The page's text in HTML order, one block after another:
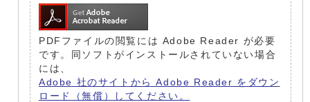
PDFファイルの閲覧には Adobe Reader が必要
です。同ソフトがインストールされていない場合
には、
Adobe 社のサイトから Adobe Reader をダウン
ロード（無償）してください。